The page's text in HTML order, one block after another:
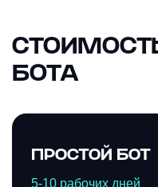
БОТА
ПРОСТОЙ БОТ
5-10 рабочих дней